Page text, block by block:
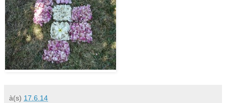
à(s) 17.6.14